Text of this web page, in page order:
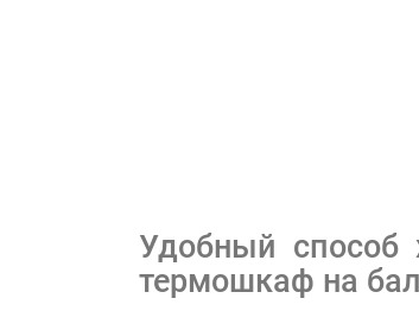
Удобный способ
термошкаф на